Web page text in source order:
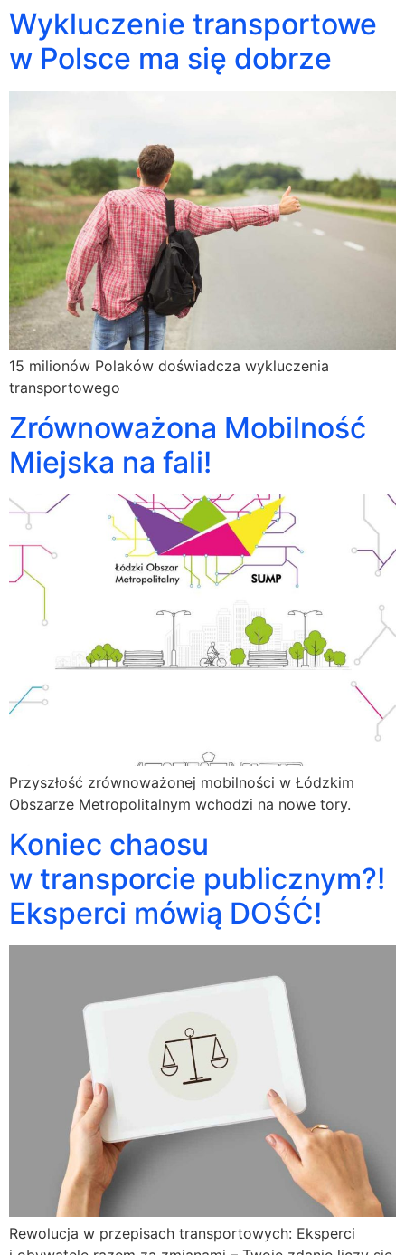
Wykluczenie transportowe
w Polsce ma się dobrze
15 milionów Polaków doświadcza wykluczenia
transportowego
Zrównoważona Mobilność
Miejska na fali!
Przyszłość zrównoważonej mobilności w Łódzkim
Obszarze Metropolitalnym wchodzi na nowe tory.
Koniec chaosu
w transporcie publicznym?!
Eksperci mówią DOŚĆ!
Rewolucja w przepisach transportowych: Eksperci